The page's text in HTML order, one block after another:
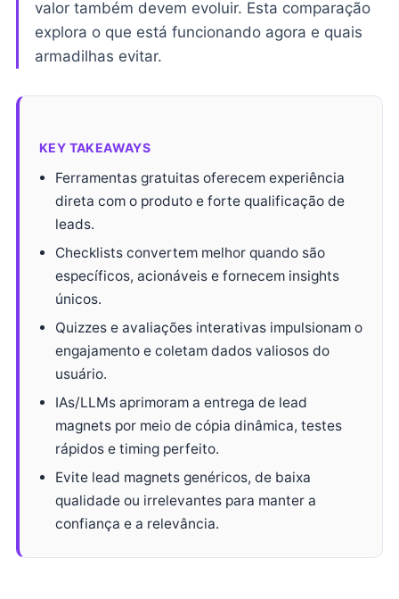
valor também devem evoluir. Esta comparação
explora o que está funcionando agora e quais
armadilhas evitar.
KEY TAKEAWAYS
Ferramentas gratuitas oferecem experiência
direta com o produto e forte qualificação de
leads.
Checklists convertem melhor quando são
específicos, acionáveis e fornecem insights
únicos.
Quizzes e avaliações interativas impulsionam o
engajamento e coletam dados valiosos do
usuário.
IAs/LLMs aprimoram a entrega de lead
magnets por meio de cópia dinâmica, testes
rápidos e timing perfeito.
Evite lead magnets genéricos, de baixa
qualidade ou irrelevantes para manter a
confiança e a relevância.